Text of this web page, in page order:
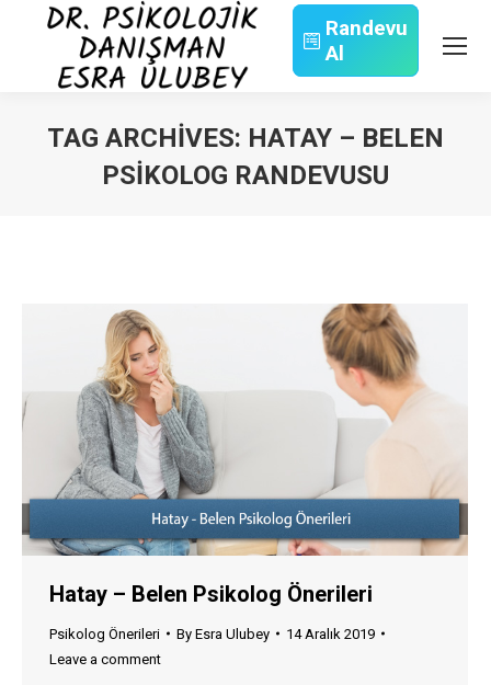
Randevu
Al
TAG ARCHIVES: HATAY – BELEN
PSIKOLOG RANDEVUSU
Hatay – Belen Psikolog Önerileri
Psikolog Önerileri By Esra Ulubey
14 Aralık 2019
Leave a comment